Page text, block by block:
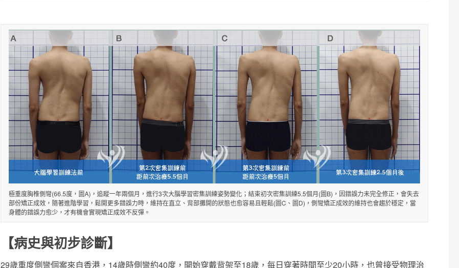
極重度胸椎側彎(66.5度，圖A)，追蹤一年兩個月，進行3次大腦學習密集訓練姿勢變化；結束初次密集訓練5.5個月(圖B)，因錯誤力未完全修正，會失去
部份矯正成效，隨著進階學習，鬆開更多錯誤力時，維持在直立、背部攤開的狀態也愈容易且輕鬆(圖C、圖D)，側彎矯正成效的維持也會趨於穩定，當
身體的錯誤力愈少，才有機會實現矯正成效不反彈。
【病史與初步診斷】
29歲重度側彎個案來自香港，14歲時側彎約40度，開始穿戴背架至18歲，每日穿著時間至少20小時，也曾接受物理治